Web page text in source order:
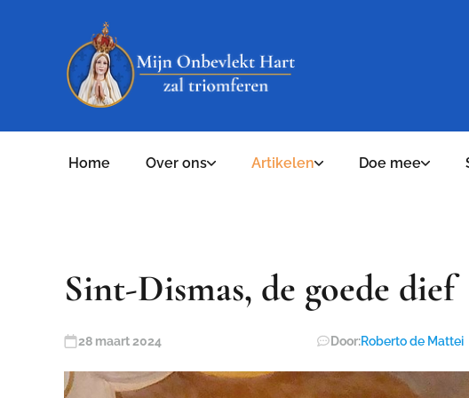
Home Over ons Artikelen Doe mee
Sint-Dismas, de goede dief
28 maart 2024 Door:Roberto de Mattei